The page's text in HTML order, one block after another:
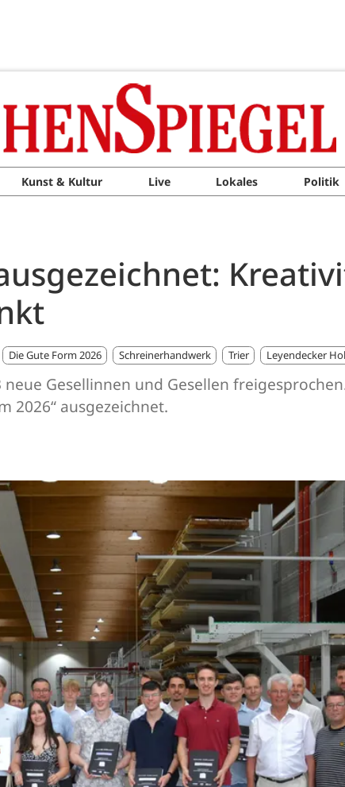
Kunst & Kultur Live Lokales Politik
Die Gute Form 2026 Schreinerhandwerk Trier Leyendecker
Gesellinnen und Gesellen
2026“ ausgezeichnet.